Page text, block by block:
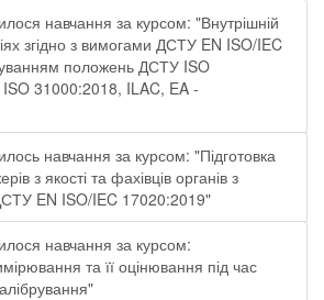
навчання за курсом: "Внутрішній
згідно з вимогами ДСТУ EN ISO/IEC
положень ДСТУ ISO
31000:2018, ILAC, EA -
навчання за курсом: "Підготовка
з якості та фахівців органів з
EN ISO/IEC 17020:2019"
навчання за курсом:
та її оцінювання під час